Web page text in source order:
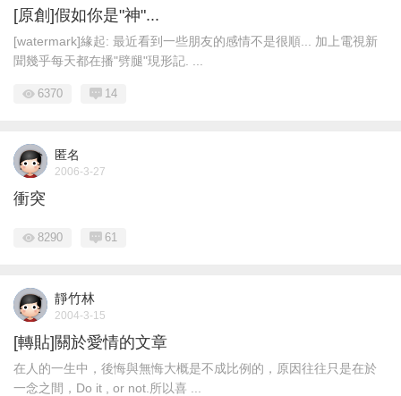
[原創]假如你是"神"...
[watermark]緣起: 最近看到一些朋友的感情不是很順... 加上電視新
聞幾乎每天都在播"劈腿"現形記. ...
6370 14
匿名
2006-3-27
衝突
8290 61
靜竹林
2004-3-15
[轉貼]關於愛情的文章
在人的一生中，後悔與無悔大概是不成比例的，原因往往只是在於
一念之間，Do it , or not.所以喜 ...